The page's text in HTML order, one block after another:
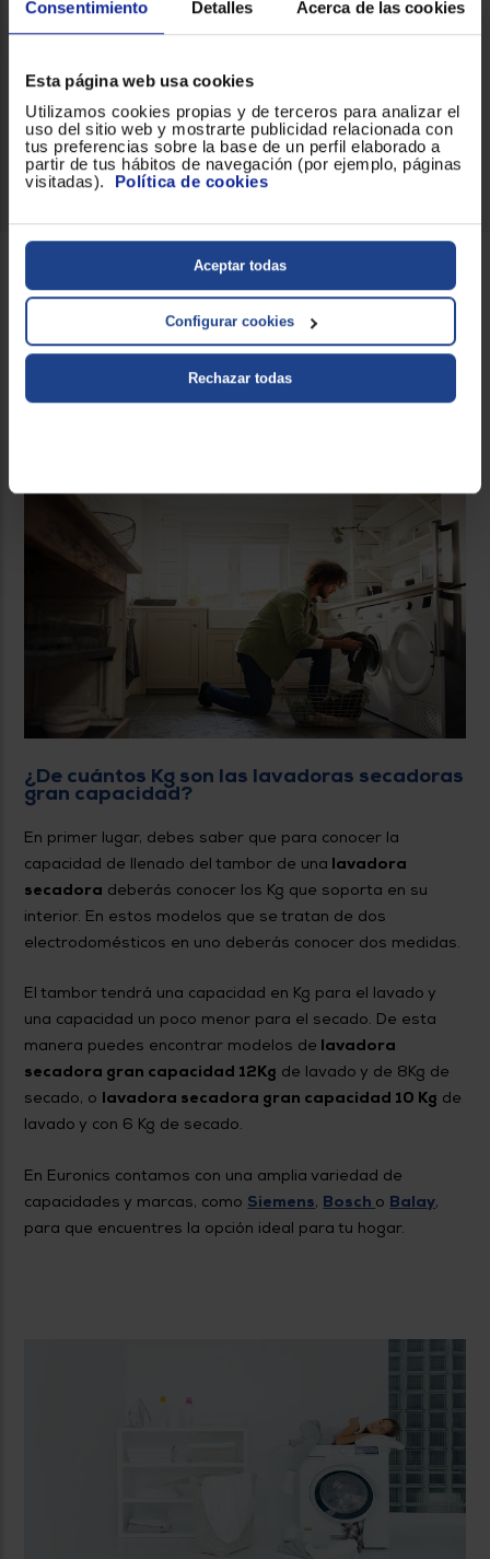
Consentimiento Detalles Acerca de las cookies
Esta página web usa cookies
Utilizamos cookies propias y de terceros para analizar el
uso del sitio web y mostrarte publicidad relacionada con
tus preferencias sobre la base de un perfil elaborado a
partir de tus hábitos de navegación (por ejemplo, páginas
visitadas). Política de cookies
Aceptar todas
Configurar cookies
Rechazar todas
2146 €
Si vivís toda la familia en casa, necesitarás una amplia
y una ampliasecadorapara poder llevar a
cabo las coladas de cada semana. ¿Por qué no ahorrar
espacio y consumo con laslavadoras secadoras gran
capacidad? EnEuronicsqueremos ayudarte a equipar
tu hogar con las mejores soluciones, así que quédate a
informarte al detalle sobre laslavadoras secadoras de
¿De cuántos Kg son las lavadoras secadoras
gran capacidad?
En primer lugar, debes saber que para conocer la
capacidad de llenado del tambor de una lavadora
secadora deberás conocer los Kg que soporta en su
interior. En estos modelos que se tratan de dos
electrodomésticos en uno deberás conocer dos medidas.
El tambor tendrá una capacidad en Kg para el lavado y
una capacidad un poco menor para el secado. De esta
manera puedes encontrar modelos de lavadora
secadora gran capacidad 12Kg de lavado y de 8Kg de
secado, o lavadora secadora gran capacidad 10 Kg de
lavado y con 6 Kg de secado.
En Euronics contamos con una amplia variedad de
capacidades y marcas, como Siemens, Bosch o Balay,
para que encuentres la opción ideal para tu hogar.